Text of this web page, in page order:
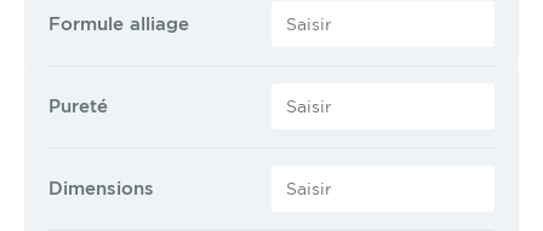
Formule alliage
Pureté
Dimensions